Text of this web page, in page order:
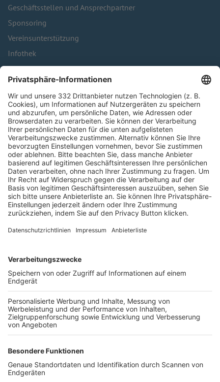
Geschäftsstellen und Ansprechpartner
Sponsoring
Vereinsunterstützung
Infothek
Kontakt
HÄUFIG BESUCHTE SEITEN
Pässe und Vereinswechsel
Trainerausbildung
Schulungsangebot Vereinsmitarbeiter
BFV-Geschäftsstellen
Trainerbörse
Login SpielPlus
FOLGE DEM BFV
TOP-VEREINE
TOP-PARTNER